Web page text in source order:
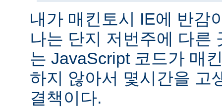
내가 매킨토시 IE에 반감
나는 단지 저번주에 다른
는 JavaScript 코드가 매
하지 않아서 몇시간을 고
결책이다.